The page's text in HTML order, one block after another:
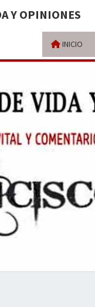
Y OPINIONES
INICIO